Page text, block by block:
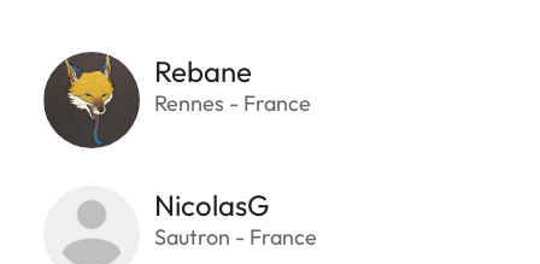
Rebane
Rennes - France
NicolasG
Sautron - France